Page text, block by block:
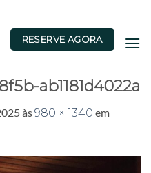
RESERVE AGORA
ab1181d4022a
às980 × 1340 em